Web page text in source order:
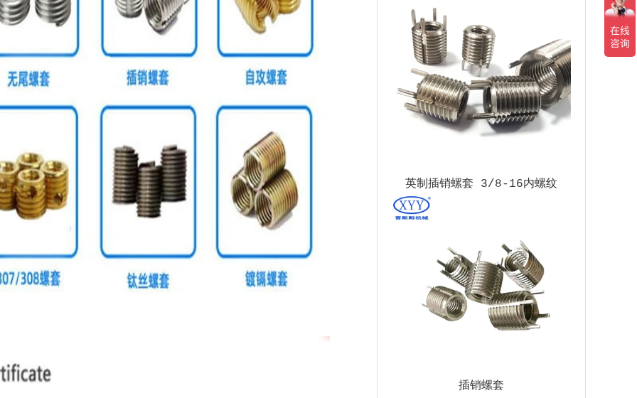
英制插销螺套 3/8-16内螺纹
插销螺套